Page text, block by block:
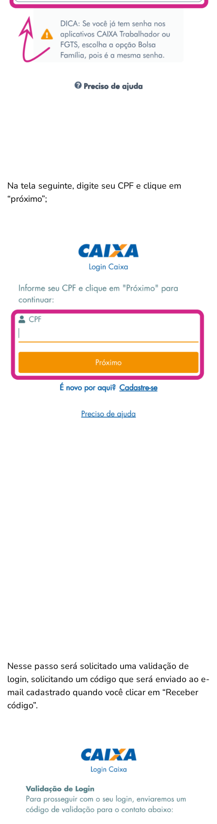
Na tela seguinte, digite seu CPF e clique em
“próximo”;
Nesse passo será solicitado uma validação de
login, solicitando um código que será enviado ao e-
mail cadastrado quando você clicar em “Receber
código”.